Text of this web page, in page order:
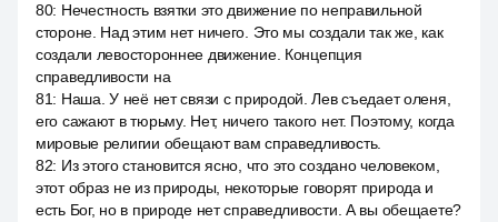
80: Нечестность взятки это движение по неправильной
стороне. Над этим нет ничего. Это мы создали так же, как
создали левостороннее движение. Концепция
справедливости на
81: Наша. У неё нет связи с природой. Лев съедает оленя,
его сажают в тюрьму. Нет, ничего такого нет. Поэтому, когда
мировые религии обещают вам справедливость.
82: Из этого становится ясно, что это создано человеком,
этот образ не из природы, некоторые говорят природа и
есть Бог, но в природе нет справедливости. А вы обещаете?